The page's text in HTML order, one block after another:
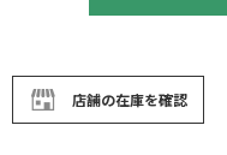
店舗の在庫を確認